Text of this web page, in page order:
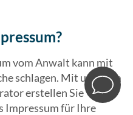
vom Anwalt kann mit
schlagen. Mit unserem
erstellen Sie
Impressum für Ihre